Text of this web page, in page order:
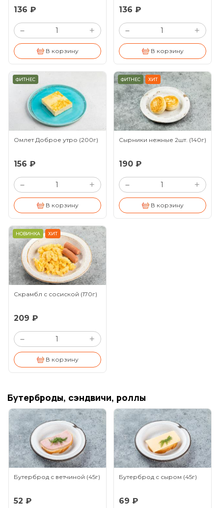
136 ₽
– +
В корзину
136 ₽
– +
В корзину
ФИТНЕС
Омлет Доброе утро (200г)
156 ₽
– +
В корзину
ФИТНЕС ХИТ
Сырники нежные 2шт. (140г)
190 ₽
– +
В корзину
НОВИНКА ХИТ
Скрамбл с сосиской (170г)
209 ₽
– +
В корзину
Бутерброды, сэндвичи, роллы
Бутерброд с ветчиной (45г)
52 ₽
Бутерброд с сыром (45г)
69 ₽